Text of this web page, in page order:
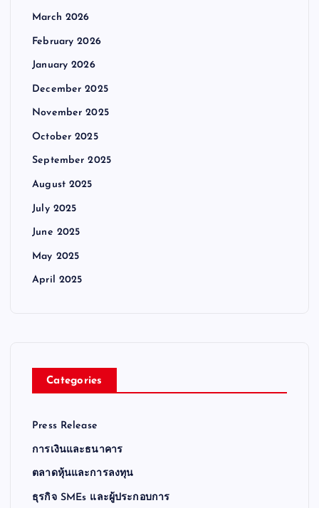
March 2026
February 2026
January 2026
December 2025
November 2025
October 2025
September 2025
August 2025
July 2025
June 2025
May 2025
April 2025
Categories
Press Release
การเงินและธนาคาร
ตลาดหุ้นและการลงทุน
ธุรกิจ SMEs และผู้ประกอบการ